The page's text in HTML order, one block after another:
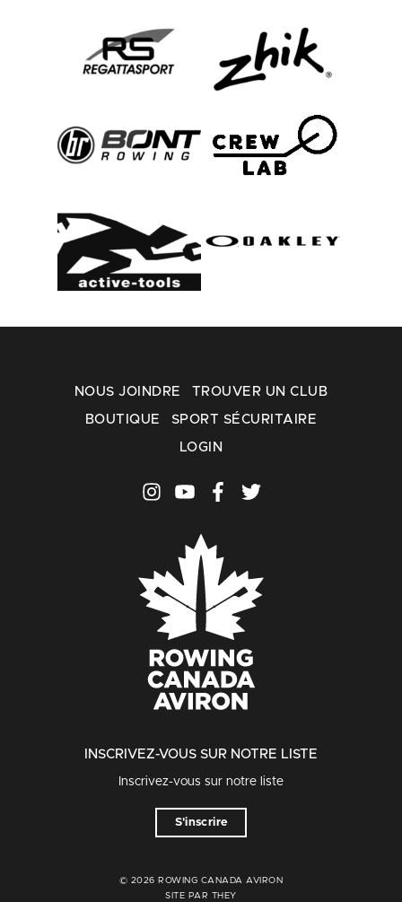
NOUS JOINDRE TROUVER UN CLUB
BOUTIQUE SPORT SÉCURITAIRE
LOGIN
INSCRIVEZ-VOUS SUR NOTRE LISTE
Inscrivez-vous sur notre liste
S'inscrire
© 2026 ROWING CANADA AVIRON
SITE PAR THEY